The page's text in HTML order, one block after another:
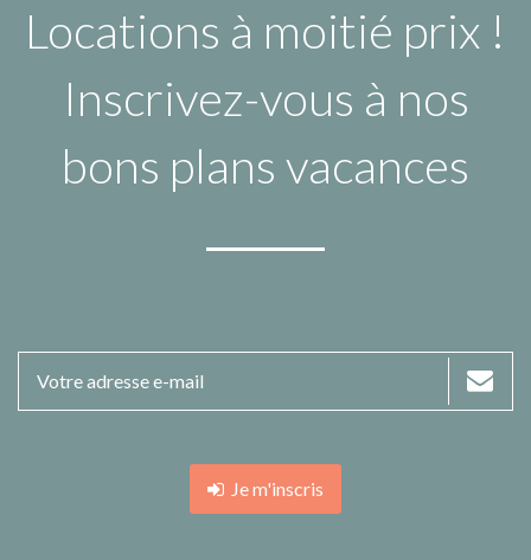
Locations à moitié prix !
Inscrivez-vous à nos
bons plans vacances
Je m'inscris